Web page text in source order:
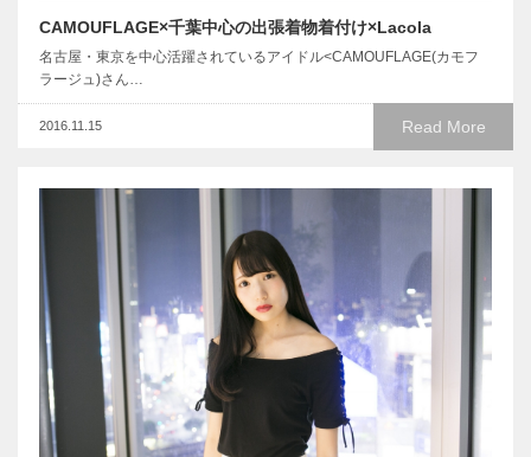
CAMOUFLAGE×千葉中心の出張着物着付け×Lacola
名古屋・東京を中心活躍されているアイドル<CAMOUFLAGE(カモフ
ラージュ)さん…
Read More
2016.11.15